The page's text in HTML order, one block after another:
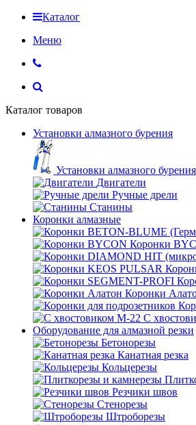
Каталог
Меню
Каталог товаров
Установки алмазного бурения
Установки алмазного бурения
Двигатели
Ручные дрели
Станины
Коронки алмазные
Коронки
Коронки
С
Оборудование для алмазной резки
Бетонорезы
Канатная резка
Кольцерезы
Резчики швов
Стенорезы
Штроборезы